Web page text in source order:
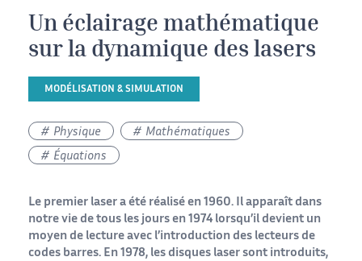
Un éclairage mathématique
sur la dynamique des lasers
MODÉLISATION & SIMULATION
Physique Mathématiques
Équations
Le premier laser a été réalisé en 1960. Il apparaît dans
notre vie de tous les jours en 1974 lorsqu’il devient un
moyen de lecture avec l’introduction des lecteurs de
codes barres. En 1978, les disques laser sont introduits,